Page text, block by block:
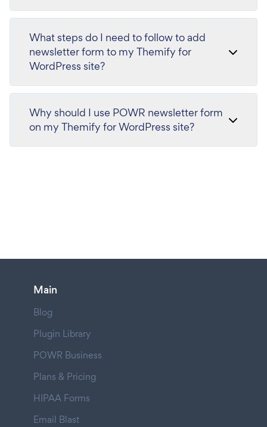
What steps do I need to follow to add
newsletter form to my Themify for
WordPress site?
Why should I use POWR newsletter form
on my Themify for WordPress site?
Main
Blog
Plugin Library
POWR Business
Plans & Pricing
HIPAA Forms
Email Blast